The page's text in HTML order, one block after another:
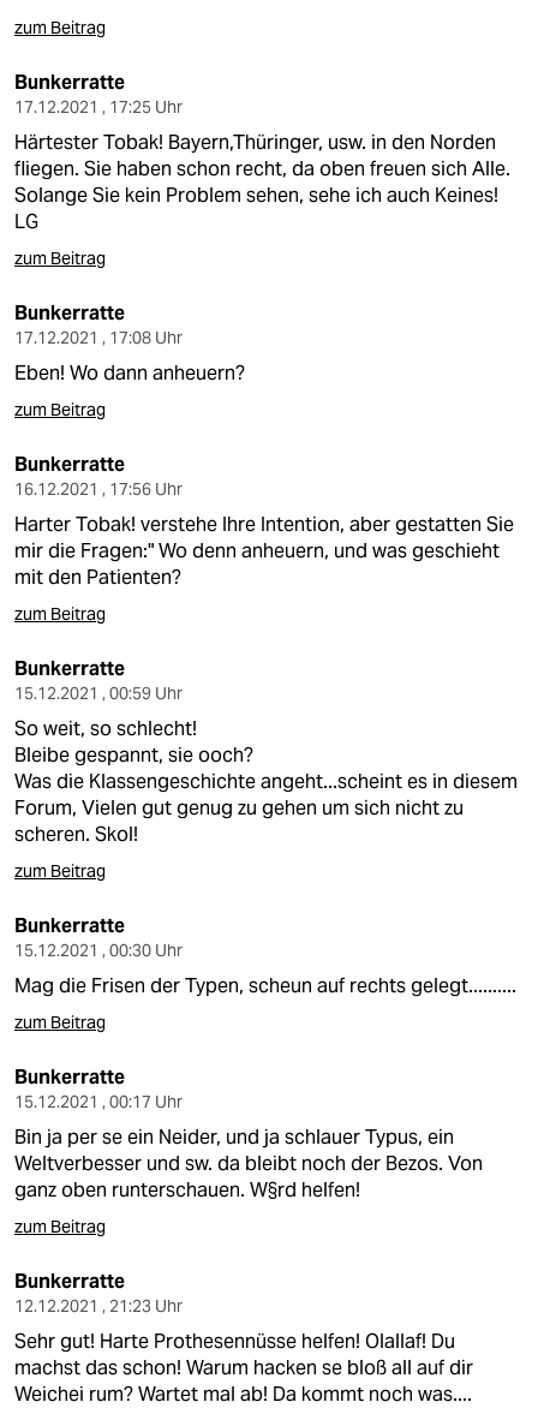
zum Beitrag
Bunkerratte
17.12.2021 , 17:25 Uhr
Härtester Tobak! Bayern,Thüringer, usw. in den Norden
fliegen. Sie haben schon recht, da oben freuen sich Alle.
Solange Sie kein Problem sehen, sehe ich auch Keines!
LG
zum Beitrag
Bunkerratte
17.12.2021 , 17:08 Uhr
Eben! Wo dann anheuern?
zum Beitrag
Bunkerratte
16.12.2021 , 17:56 Uhr
Harter Tobak! verstehe Ihre Intention, aber gestatten Sie
mir die Fragen:" Wo denn anheuern, und was geschieht
mit den Patienten?
zum Beitrag
Bunkerratte
15.12.2021 , 00:59 Uhr
So weit, so schlecht!
Bleibe gespannt, sie ooch?
Was die Klassengeschichte angeht...scheint es in diesem
Forum, Vielen gut genug zu gehen um sich nicht zu
scheren. Skol!
zum Beitrag
Bunkerratte
15.12.2021 , 00:30 Uhr
Mag die Frisen der Typen, scheun auf rechts gelegt..........
zum Beitrag
Bunkerratte
15.12.2021 , 00:17 Uhr
Bin ja per se ein Neider, und ja schlauer Typus, ein
Weltverbesser und sw. da bleibt noch der Bezos. Von
ganz oben runterschauen. W§rd helfen!
zum Beitrag
Bunkerratte
12.12.2021 , 21:23 Uhr
Sehr gut! Harte Prothesennüsse helfen! Olallaf! Du
machst das schon! Warum hacken se bloß all auf dir
Weichei rum? Wartet mal ab! Da kommt noch was....